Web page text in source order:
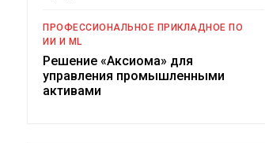
ПРОФЕССИОНАЛЬНОЕ ПРИКЛАДНОЕ ПО
ИИ И ML
Решение «Аксиома» для
управления промышленными
активами